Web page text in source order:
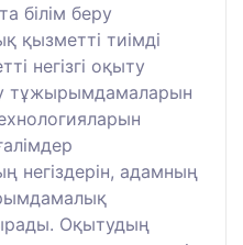
білім беру
қызметті тиімді
негізгі оқыту
тұжырымдамаларын
негіздерін, адамның
Оқытудың